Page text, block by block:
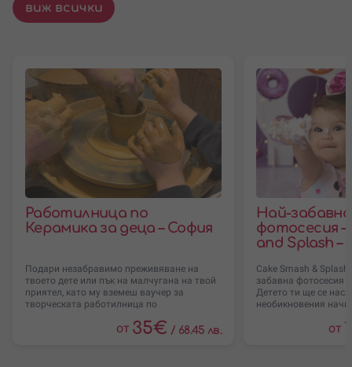
виж всички
Работилница по
Керамика за деца – София
Подари незабравимо преживяване на
твоето дете или пък на малчугана на твой
приятел, като му вземеш ваучер за
творческата работилница по
от 35€ / 68.45 лв.
Най-
фотосесия –
and Splash –
Cake Smash &
забавна фотосесия
Детето ти ще се
необикновения
от